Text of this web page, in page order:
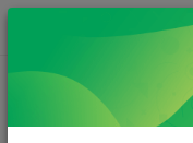
(Po-Pia, 8-17 hod.)